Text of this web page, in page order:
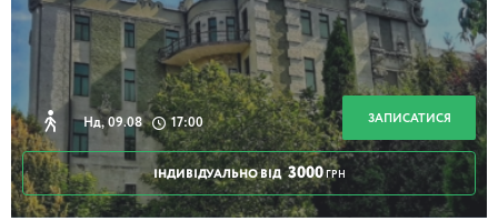
Нд, 09.08 17:00 ЗАПИСАТИСЯ
ІНДИВІДУАЛЬНО ВІД 3000 ГРН